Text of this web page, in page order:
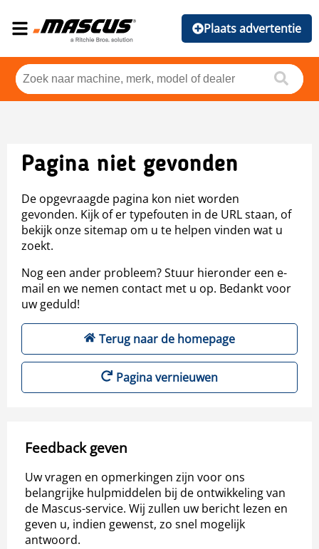
Plaats advertentie
Pagina niet gevonden
De opgevraagde pagina kon niet worden
gevonden. Kijk of er typefouten in de URL staan, of
bekijk onze sitemap om u te helpen vinden wat u
zoekt.
Nog een ander probleem? Stuur hieronder een e-
mail en we nemen contact met u op. Bedankt voor
uw geduld!
Terug naar de homepage
Pagina vernieuwen
Feedback geven
Uw vragen en opmerkingen zijn voor ons
belangrijke hulpmiddelen bij de ontwikkeling van
de Mascus-service. Wij zullen uw bericht lezen en
geven u, indien gewenst, zo snel mogelijk
antwoord.